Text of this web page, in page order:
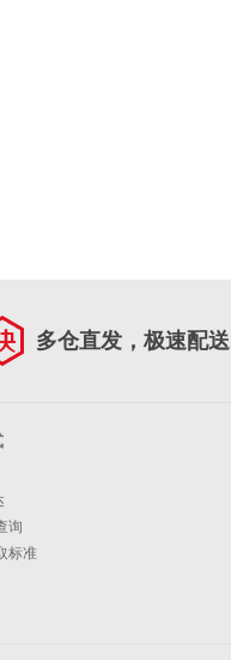
多仓直发，极速配送
询
标准